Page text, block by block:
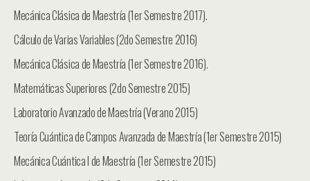
Mecánica Clásica de Maestría (1er Semestre 2017).
Cálculo de Varias Variables (2do Semestre 2016)
Mecánica Clásica de Maestría (1er Semestre 2016).
Matemáticas Superiores (2do Semestre 2015)
Laboratorio Avanzado de Maestría (Verano 2015)
Teoría Cuántica de Campos Avanzada de Maestría (1er Semestre 2015)
Mecánica Cuántica I de Maestría (1er Semestre 2015)